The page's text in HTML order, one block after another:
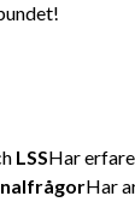
LSS